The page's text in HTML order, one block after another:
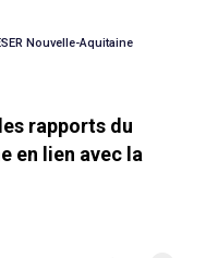
Nouvelle-Aquitaine
rapports du
en lien avec la